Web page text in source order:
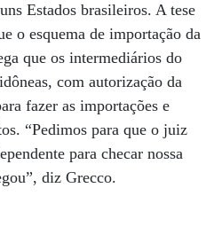
Estados brasileiros. A tese
o esquema de importação da
que os intermediários do
com autorização da
fazer as importações e
“Pedimos para que o juiz
para checar nossa
diz Grecco.